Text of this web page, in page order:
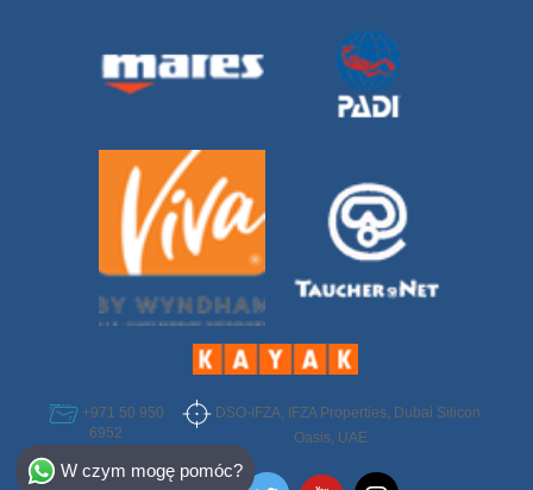
+971 50 950
6952
DSO-IFZA, IFZA Properties, Dubai Silicon
Oasis, UAE
W czym mogę pomóc?
Select Destination
Egypt